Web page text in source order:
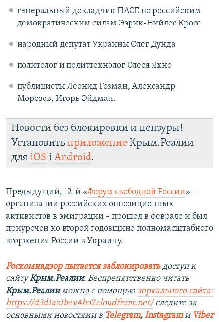
генеральный докладчик ПАСЕ по российским
демократическим силам Ээрик-Нийлес Кросс
народный депутат Украины Олег Дунда
политолог и политтехнолог Олеся Яхно
публицисты Леонид Гозман, Александр
Морозов, Игорь Эйдман.
Новости без блокировки и цензуры!
Установить приложение Крым.Реалии
для iOS і Android.
Предыдущий, 12-й «Форум свободной России» –
организации российских оппозиционных
активистов в эмиграции – прошел в феврале и был
приурочен ко второй годовщине полномасштабного
вторжения России в Украину.
Роскомнадзор пытается заблокировать доступ к
сайтуКрым.Реалии. Беспрепятственно читать
Крым.Реалииможно с помощью зеркального сайта:
https://d3d1az1bev4ho7.cloudfront.net/ следите за
основными новостями в Telegram, Instagramи Viber